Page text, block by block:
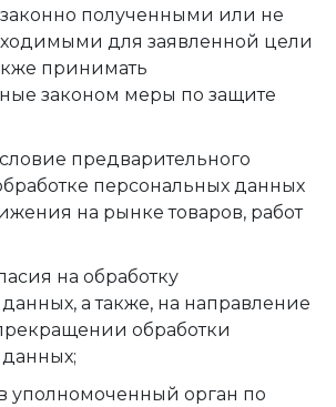
полученными или не
для заявленной цели
принимать
законом меры по защите
предварительного
персональных данных
на рынке товаров, работ
на обработку
а также, на направление
обработки
уполномоченный орган по